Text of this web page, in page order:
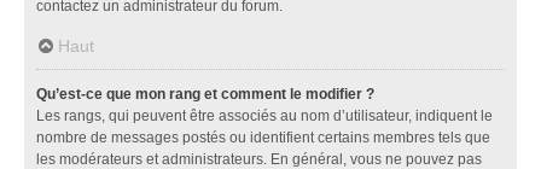
contactez un administrateur du forum.
Haut
Qu’est-ce que mon rang et comment le modifier ?
Les rangs, qui peuvent être associés au nom d’utilisateur, indiquent le
nombre de messages postés ou identifient certains membres tels que
les modérateurs et administrateurs. En général, vous ne pouvez pas